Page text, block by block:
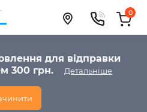
для відправки
300 грн.
Детальніше
0